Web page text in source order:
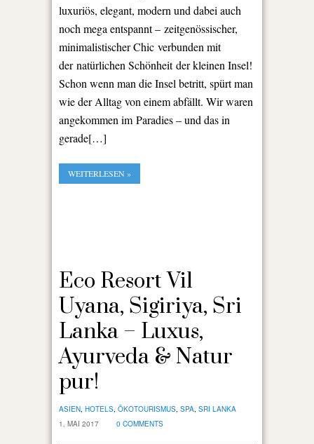
luxuriös, elegant, modern und dabei auch
noch mega entspannt – zeitgenössischer,
minimalistischer Chic verbunden mit
der natürlichen Schönheit der kleinen Insel!
Schon wenn man die Insel betritt, spürt man
wie der Alltag von einem abfällt. Wir waren
angekommen im Paradies – und das in
gerade[…]
WEITERLESEN »
Eco Resort Vil
Uyana, Sigiriya, Sri
Lanka – Luxus,
Ayurveda & Natur
pur!
ASIEN, HOTELS, ÖKOTOURISMUS, SPA, SRI LANKA
1. MAI 2017
0 COMMENTS